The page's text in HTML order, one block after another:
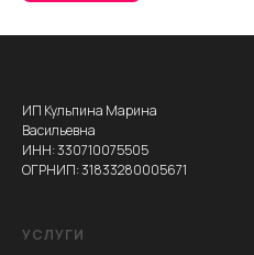
ИП Кульпина Марина
Васильевна
ИНН: 330710075505
ОГРНИП: 31833280005671
УСЛУГИ